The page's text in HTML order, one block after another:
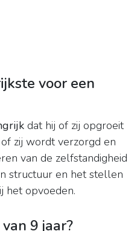
voor een
dat hij of zij opgroeit
zij wordt verzorgd en
van de zelfstandigheid
structuur en het stellen
het opvoeden.
9 jaar?